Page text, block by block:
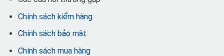
Chính sách kiểm hàng
Chính sách bảo mật
Chính sách mua hàng